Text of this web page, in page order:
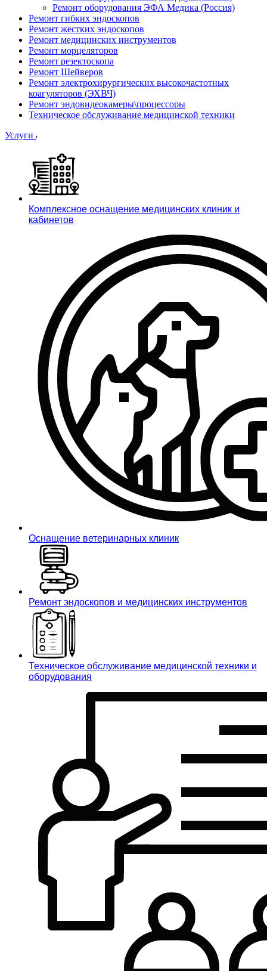
Ремонт оборудования ЭФА Медика (Россия)
Ремонт гибких эндоскопов
Ремонт жестких эндоскопов
Ремонт медицинских инструментов
Ремонт морцеляторов
Ремонт резектоскопа
Ремонт Шейверов
Ремонт электрохирургических высокочастотных
коагуляторов (ЭХВЧ)
Ремонт эндовидеокамеры\процессоры
Техническое обслуживание медицинской техники
Услуги
Комплексное оснащение медицинских клиник и
кабинетов
Оснащение ветеринарных клиник
Ремонт эндоскопов и медицинских инструментов
Техническое обслуживание медицинской техники и
оборудования